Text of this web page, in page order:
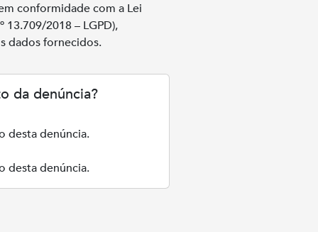
conformidade com a Lei
13.709/2018 – LGPD),
dados fornecidos.
da denúncia?
desta denúncia.
desta denúncia.